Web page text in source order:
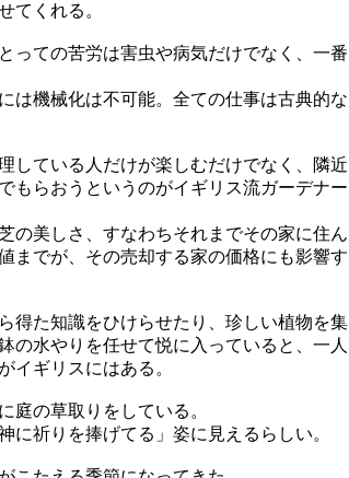
てくれる。
っての苦労は害虫や病気だけでなく、一番
は機械化は不可能。全ての仕事は古典的な
している人だけが楽しむだけでなく、隣近
もらおうというのがイギリス流ガーデナー
の美しさ、すなわちそれまでその家に住ん
までが、その売却する家の価格にも影響す
得た知識をひけらせたり、珍しい植物を集
の水やりを任せて悦に入っていると、一人
イギリスにはある。
庭の草取りをしている。
に祈りを捧げてる」姿に見えるらしい。